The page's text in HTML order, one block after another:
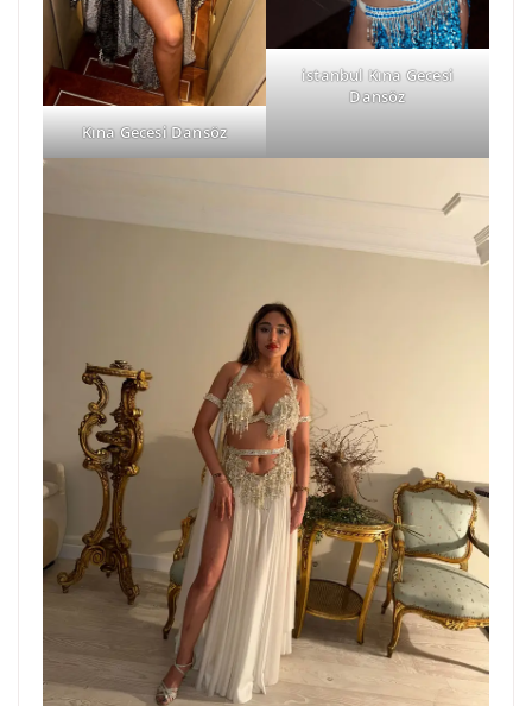
Kına Gecesi Dansöz
istanbul Kına Gecesi
Dansöz